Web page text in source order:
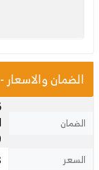
الضمان
الضمان
6
السعر